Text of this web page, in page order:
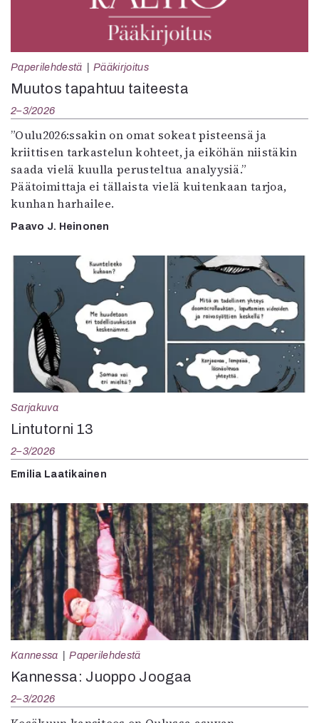
Paperilehdestä Pääkirjoitus
Muutos tapahtuu taiteesta
2–3/2026
”Oulu2026:ssakin on omat sokeat pisteensä ja
kriittisen tarkastelun kohteet, ja eiköhän niistäkin
saada vielä kuulla perusteltua analyysiä.”
Päätoimittaja ei tällaista vielä kuitenkaan tarjoa,
kunhan harhailee.
Paavo J. Heinonen
Sarjakuva
Lintutorni 13
2–3/2026
Emilia Laatikainen
Kannessa Paperilehdestä
Kannessa: Juoppo Joogaa
2–3/2026